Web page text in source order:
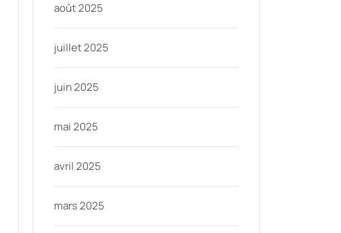
août 2025
juillet 2025
juin 2025
mai 2025
avril 2025
mars 2025